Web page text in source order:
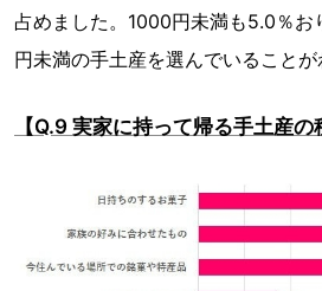
占めました。1000円未満も5.0％
円未満の手土産を選んでいることが
【Q.9 実家に持って帰る手土産の